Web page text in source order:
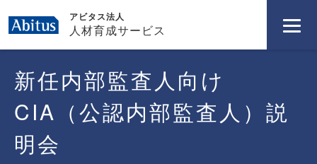
アビタス法人
人材育成サービス
新任内部監査人向け
CIA（公認内部監査人）説
明会